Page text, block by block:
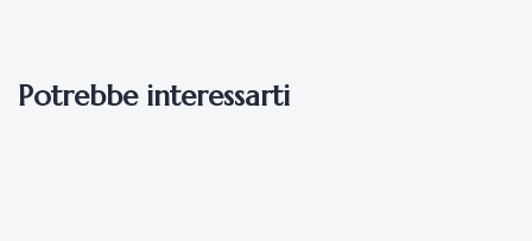
Potrebbe interessarti